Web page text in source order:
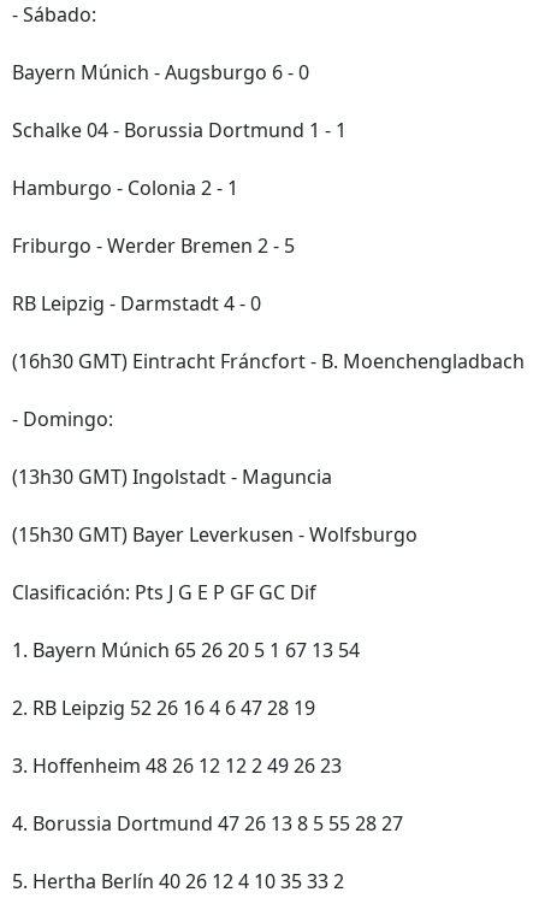
- Sábado:
Bayern Múnich - Augsburgo 6 - 0
Schalke 04 - Borussia Dortmund 1 - 1
Hamburgo - Colonia 2 - 1
Friburgo - Werder Bremen 2 - 5
RB Leipzig - Darmstadt 4 - 0
(16h30 GMT) Eintracht Fráncfort - B. Moenchengladbach
- Domingo:
(13h30 GMT) Ingolstadt - Maguncia
(15h30 GMT) Bayer Leverkusen - Wolfsburgo
Clasificación: Pts J G E P GF GC Dif
1. Bayern Múnich 65 26 20 5 1 67 13 54
2. RB Leipzig 52 26 16 4 6 47 28 19
3. Hoffenheim 48 26 12 12 2 49 26 23
4. Borussia Dortmund 47 26 13 8 5 55 28 27
5. Hertha Berlín 40 26 12 4 10 35 33 2